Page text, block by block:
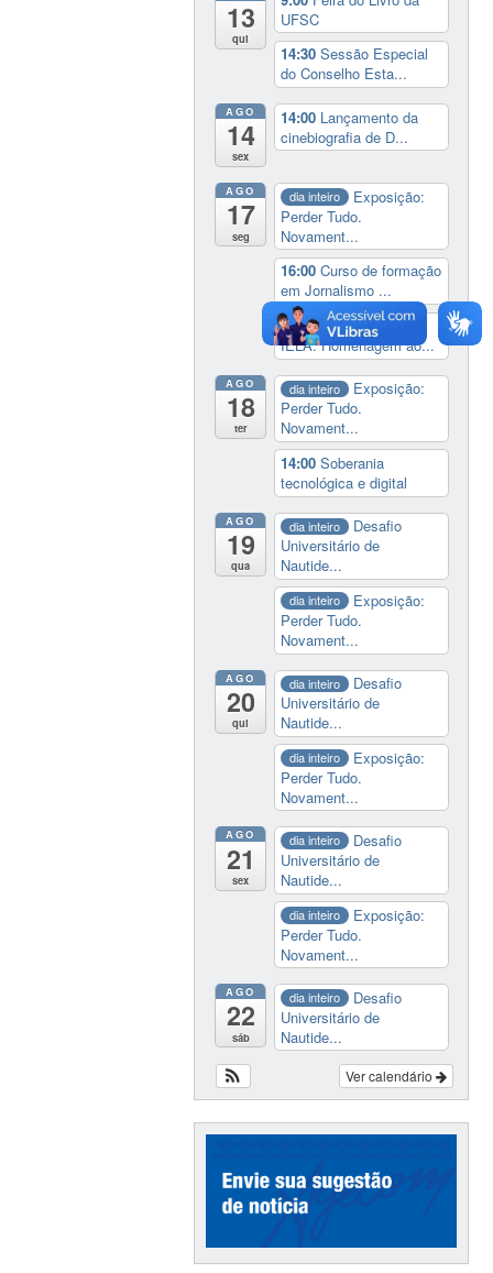
13
qui
UFSC
14:30Sessão Especial
do Conselho Esta...
AGO
14
sex
14:00 Lançamento da
cinebiografia de D...
AGO
17
seg
dia inteiro
Exposição:
Perder Tudo.
Novament...
16:00Curso de formação
em Jornalismo ...
19:00 Aula Magna do
IELA: Homenagem ao...
AGO
18
ter
dia inteiro
Exposição:
Perder Tudo.
Novament...
14:00Soberania
tecnológica e digital
AGO
19
qua
dia inteiro
Desafio
Universitário de
Nautide...
dia inteiro
Exposição:
Perder Tudo.
Novament...
AGO
20
qui
dia inteiro
Desafio
Universitário de
Nautide...
dia inteiro
Exposição:
Perder Tudo.
Novament...
AGO
21
sex
dia inteiro
Desafio
Universitário de
Nautide...
dia inteiro
Exposição:
Perder Tudo.
Novament...
AGO
22
sáb
dia inteiro
Desafio
Universitário de
Nautide...
Ver calendário